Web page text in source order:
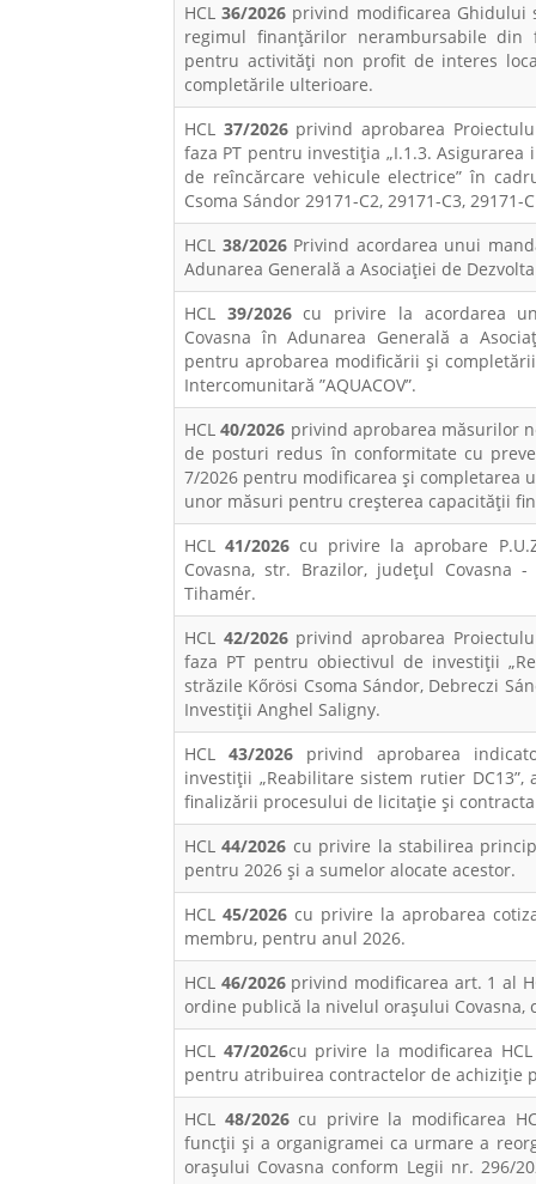
HCL36/2026 privind modificarea Ghidului
regimul finanţărilor nerambursabile din
pentru activităţi non profit de interes
completările ulterioare.
HCL 37/2026privind aprobarea
faza PT pentru investiția „I.1.3.
de reîncărcare vehicule electrice” în
Csoma Sándor 29171-C2, 29171-C3, 29171-
HCL 38/2026Privind acordarea unui
Adunarea Generală a Asociaţiei de
HCL 39/2026cu privire la acordarea
Covasna în Adunarea Generală a
pentru aprobarea modificării și
Intercomunitară ”AQUACOV”.
HCL40/2026 privind aprobarea măsurilor
de posturi redus în conformitate cu
7/2026 pentru modificarea și completarea
unor măsuri pentru creșterea capacității
HCL41/2026 cu privire la aprobare
Covasna, str. Brazilor, județul Covasna
Tihamér.
HCL 42/2026privind aprobarea
faza PT pentru obiectivul de investiții
străzile Kőrösi Csoma Sándor, Debreczi
Investiții Anghel Saligny.
HCL 43/2026 privind aprobarea
investiții „Reabilitare sistem rutier
finalizării procesului de licitație și
HCL44/2026 cu privire la stabilirea
pentru 2026 și a sumelor alocate acestor.
HCL 45/2026cu privire la aprobarea
membru, pentru anul 2026.
HCL 46/2026privind modificarea art. 1 al
ordine publică la nivelul orașului
HCL 47/2026cu privire la modificarea
pentru atribuirea contractelor de achiziție
HCL 48/2026cu privire la modificarea
funcții și a organigramei ca urmare a
orașului Covasna conform Legii nr. 296/